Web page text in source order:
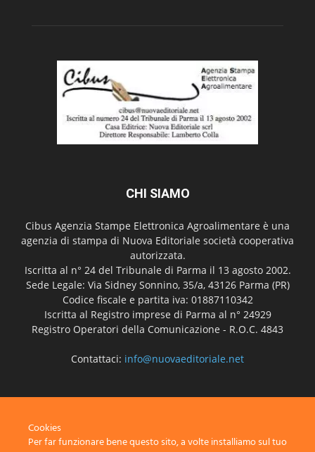
CHI SIAMO
Cibus Agenzia Stampe Elettronica Agroalimentare è una
agenzia di stampa di Nuova Editoriale società cooperativa
autorizzata.
Iscritta al n° 24 del Tribunale di Parma il 13 agosto 2002.
Sede Legale: Via Sidney Sonnino, 35/a, 43126 Parma (PR)
Codice fiscale e partita iva: 01887110342
Iscritta al Registro imprese di Parma al n° 24929
Registro Operatori della Comunicazione - R.O.C. 4843
Contattaci: info@nuovaeditoriale.net
Cookies
Per far funzionare bene questo sito, a volte installiamo sul tuo